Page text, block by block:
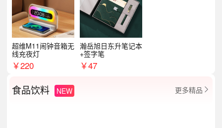
超维M11闹钟音箱无
线充夜灯
￥220
瀚岳旭日东升笔记本
+签字笔
￥47
食品饮料 NEW 更多精品 